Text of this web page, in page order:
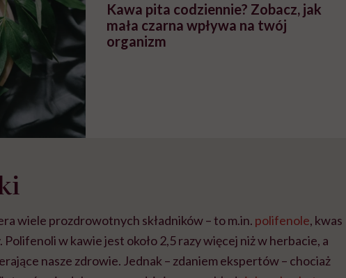
Kawa pita codziennie? Zobacz, jak
mała czarna wpływa na twój
organizm
wiele prozdrowotnych składników – to m.in. polifenole, kwas
w kawie jest około 2,5 razy więcej niż w herbacie, a
nasze zdrowie. Jednak – zdaniem ekspertów – chociaż